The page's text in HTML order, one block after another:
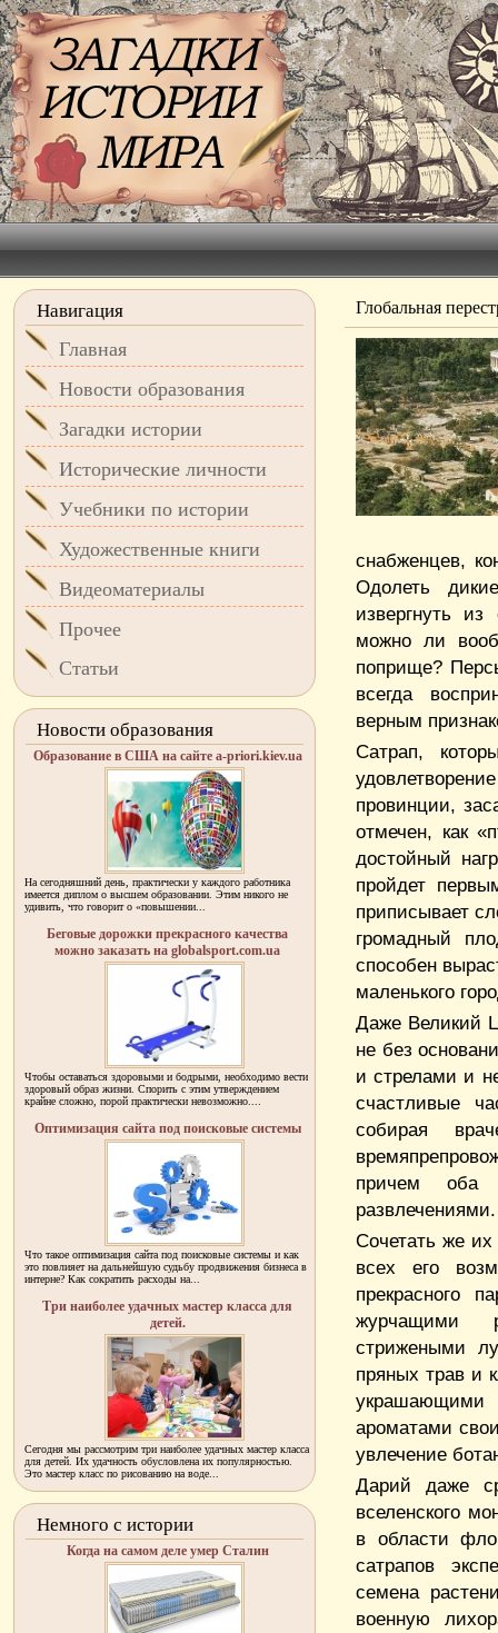
Глобальная
снабженцев,
Одолеть
извергнуть
можно ли
поприще?
всегда
верным
Сатрап,
провинции,
отмечен, как
достойный
пройдет
приписывает
громадный
способен
маленького
Даже Великий
не без
и стрелами и
счастливые
собирая
причем оба
развлечениями.
Сочетать же
всех его
прекрасного
журчащими
стрижеными
пряных трав и
ароматами
увлечение
Дарий даже
вселенского
в области
сатрапов
семена
военную
Навигация
Главная
Новости образования
Загадки истории
Исторические личности
Учебники по истории
Художественные книги
Видеоматериалы
Прочее
Статьи
Новости образования
Образование в США на сайте a-priori.kiev.ua
На сегодняшний день, практически у каждого работника
имеется диплом о высшем образовании. Этим никого не
удивить, что говорит о «повышении...
Беговые дорожки прекрасного качества
можно заказать на globalsport.com.ua
Чтобы оставаться здоровыми и бодрыми, необходимо вести
здоровый образ жизни. Спорить с этим утверждением
крайне сложно, порой практически невозможно....
Оптимизация сайта под поисковые системы
Что такое оптимизация сайта под поисковые системы и как
это повлияет на дальнейшую судьбу продвижения бизнеса в
интерне? Как сократить расходы на...
Три наиболее удачных мастер класса для
детей.
Сегодня мы рассмотрим три наиболее удачных мастер класса
для детей. Их удачность обусловлена их популярностью.
Это мастер класс по рисованию на воде...
Немного с истории
Когда на самом деле умер Сталин